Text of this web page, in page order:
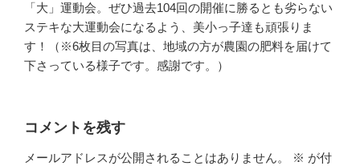
「大」運動会。ぜひ過去104回の開催に勝るとも劣らない
ステキな大運動会になるよう、美小っ子達も頑張りま
す！（※6枚目の写真は、地域の方が農園の肥料を届けて
下さっている様子です。感謝です。）
コメントを残す
メールアドレスが公開されることはありません。 ※ が付